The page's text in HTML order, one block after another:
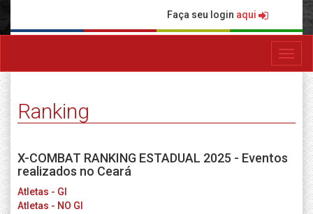
Faça seu login aqui
Ranking
X-COMBAT RANKING ESTADUAL 2025 - Eventos
realizados no Ceará
Atletas - GI
Atletas - NO GI